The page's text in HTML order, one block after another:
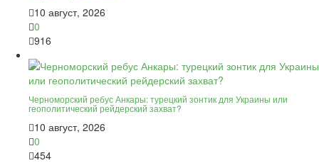
10 август, 2026
0
916
Черноморский ребус Анкары: турецкий зонтик для Украины или
геополитический рейдерский захват?
10 август, 2026
0
454